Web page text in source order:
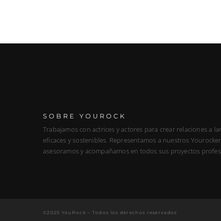
SOBRE YOUROCK
Trabajamos con actrices y actores para crear relaciones a
eficaces y sostenibles. Representamos a nuestros
asesoramos y acompañamos en todos sus proyectos
©2025 YouRock – Todos los derechos reservados